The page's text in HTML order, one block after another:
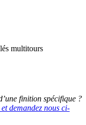
multitours
finition spécifique ?
demandez nous ci-